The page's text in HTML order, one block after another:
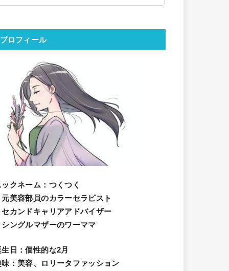
プロフィール
ックネーム ：つくつく
元美容部員のカラーセラピスト
セカンドキャリアアドバイザー
シングルマザーのワーママ
日 ：個性的な2月
味 ：美容、ロリータファッション